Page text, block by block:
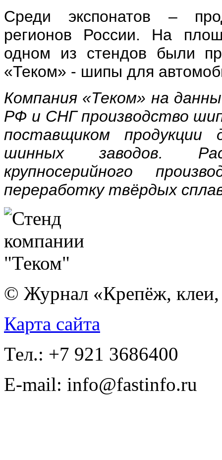
Среди экспонатов –
регионов России. На
одном из стендов были
«Теком» - шипы для
Компания «Теком» на
РФ и СНГ производство
поставщиком продукции
шинных заводов.
крупносерийного
переработку твёрдых
© Журнал «Крепёж, клеи,
Карта сайта
Тел.: +7 921 3686400
E-mail: info@fastinfo.ru